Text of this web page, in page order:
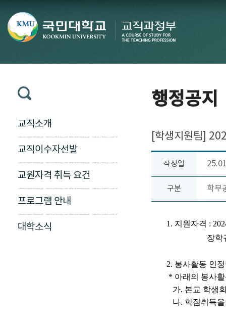
교직소개
교직이수자선발
교원자격 취득 요건
프로그램 안내
대학소식
행정공지
[학생지원팀]
작성일
구분 학부
1. 지원자격 :
장학규정상
2. 봉사활동 인
* 아래의 봉사
가. 본교 학생
나. 학점취득